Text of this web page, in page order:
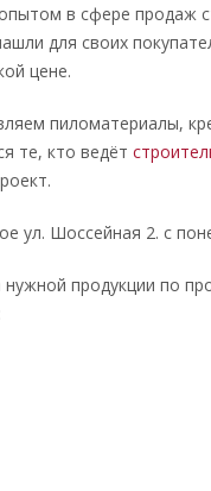
в сфере продаж
для своих
цене.
пиломатериалы,
те, кто ведёт
ул. Шоссейная 2. с
продукции по